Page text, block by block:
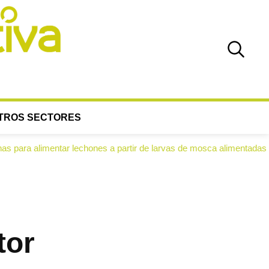
SECTORES
lechones a partir de larvas de mosca alimentadas con alperujo